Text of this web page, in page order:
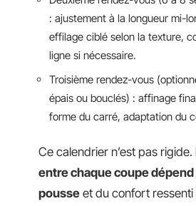
: ajustement à la longueur mi-
effilage ciblé selon la texture,
ligne si nécessaire.
Troisième rendez-vous
épais ou bouclés) : affinage
forme du carré, adaptation du
Ce calendrier n’est pas rigide.
entre chaque coupe
pousse et du confort ressenti